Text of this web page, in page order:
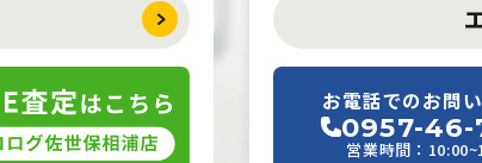
お電話でのお問
0957-46-
営業時間：